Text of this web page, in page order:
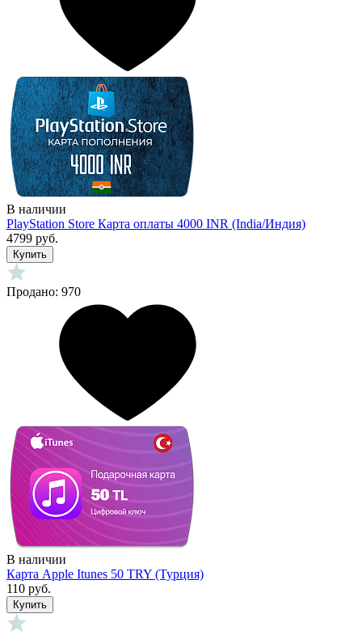
В наличии
PlayStation Store Карта оплаты 4000 INR (India/Индия)
4799 руб.
Купить
Продано: 970
В наличии
Карта Apple Itunes 50 TRY (Турция)
110 руб.
Купить